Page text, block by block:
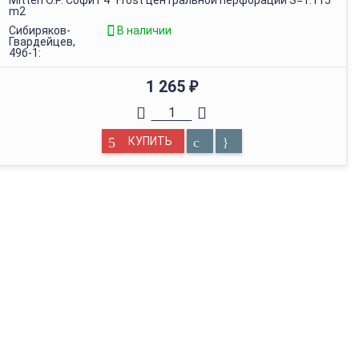
m2
Сибиряков-
Гвардейцев,
49б-1:
В наличии
1 265 ₽
КУПИТЬ